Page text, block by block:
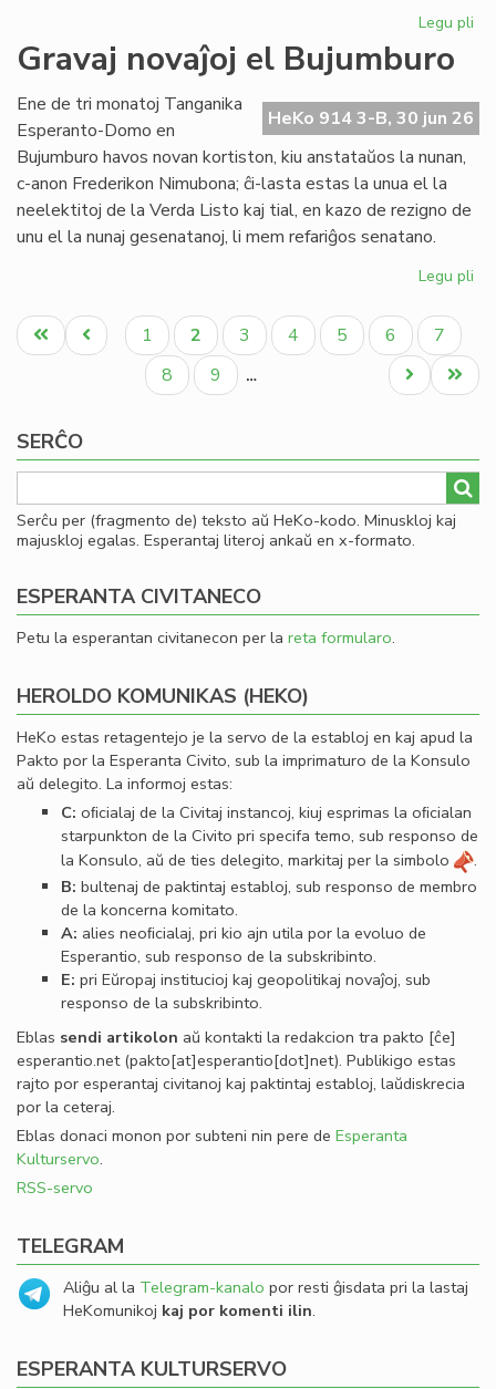
Legu pli
Gravaj novaĵoj el Bujumburo
HeKo 914 3-B, 30 jun 26
Ene de tri monatoj Tanganika
Esperanto-Domo en
Bujumburo havos novan kortiston, kiu anstataŭos la nunan,
c-anon Frederikon Nimubona; ĉi-lasta estas la unua el la
neelektitoj de la Verda Listo kaj tial, en kazo de rezigno de
unu el la nunaj gesenatanoj, li mem refariĝos senatano.
Legu pli
Pagination
Unua
paĝo
Antaŭa
paĝo
Paĝo
1
Aktuala
paĝo
2 Paĝo
3 Paĝo
4 Paĝo
5 Paĝo
6 Paĝo
7
Paĝo
8 Paĝo
9 …
Last
page
Next
page
SERĈO
Serĉu per (fragmento de) teksto aŭ HeKo-kodo. Minuskloj kaj
majuskloj egalas. Esperantaj literoj ankaŭ en x-formato.
ESPERANTA CIVITANECO
Petu la esperantan civitanecon per la reta formularo.
HEROLDO KOMUNIKAS (HEKO)
HeKo estas retagentejo je la servo de la establoj en kaj apud la
Pakto por la Esperanta Civito, sub la imprimaturo de la Konsulo
aŭ delegito. La informoj estas:
C: oﬁcialaj de la Civitaj instancoj, kiuj esprimas la oﬁcialan
starpunkton de la Civito pri specifa temo, sub responso de
la Konsulo, aŭ de ties delegito, markitaj per la simbolo
.
B: bultenaj de paktintaj establoj, sub responso de membro
de la koncerna komitato.
A: alies neoﬁcialaj, pri kio ajn utila por la evoluo de
Esperantio, sub responso de la subskribinto.
E: pri Eŭropaj institucioj kaj geopolitikaj novaĵoj, sub
responso de la subskribinto.
Eblas sendi artikolon aŭ kontakti la redakcion tra pakto [ĉe]
esperantio.net(pakto[at]esperantio[dot]net). Publikigo estas
rajto por esperantaj civitanoj kaj paktintaj establoj, laŭdiskrecia
por la ceteraj.
Eblas donaci monon por subteni nin pere de Esperanta
Kulturservo.
RSS-servo
TELEGRAM
Aliĝu al la Telegram-kanalo por resti ĝisdata pri la lastaj
HeKomunikoj kaj por komenti ilin.
ESPERANTA KULTURSERVO